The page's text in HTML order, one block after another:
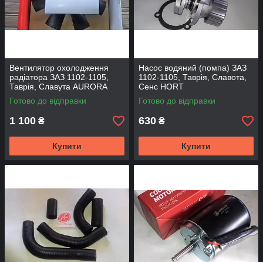
Вентилятор охолодження
радіатора ЗАЗ 1102-1105,
Таврія, Славута AURORA
Готово до відправки
1 100 ₴
Купити
Насос водяний (помпа) ЗАЗ
1102-1105, Таврія, Славота,
Сенс HORT
Готово до відправки
630 ₴
Купити